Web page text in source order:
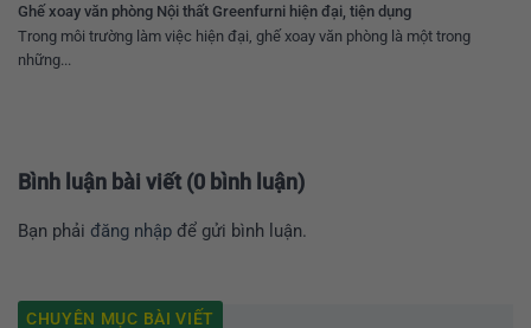
Ghế xoay văn phòng Nội thất Greenfurni hiện đại, tiện dụng
Trong môi trường làm việc hiện đại, ghế xoay văn phòng là một trong
những...
Bình luận bài viết (0 bình luận)
Bạn phải đăng nhập để gửi bình luận.
CHUYÊN MỤC BÀI VIẾT